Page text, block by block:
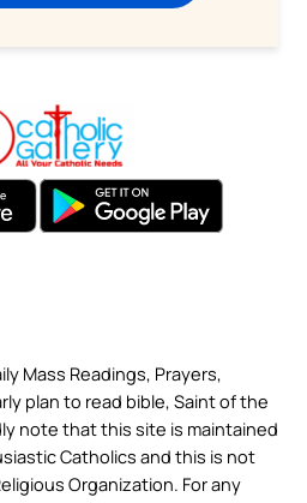
Mass Readings, Prayers,
plan to read bible, Saint of the
note that this site is maintained
Catholics and this is not
Organization. For any